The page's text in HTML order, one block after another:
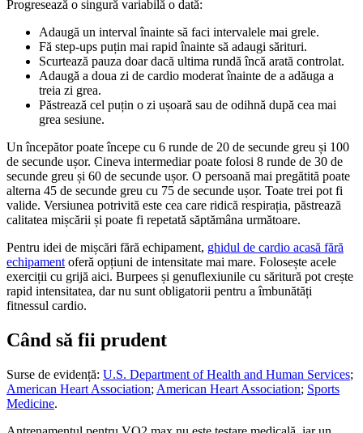
Progresează o singură variabilă o dată:
Adaugă un interval înainte să faci intervalele mai grele.
Fă step-ups puțin mai rapid înainte să adaugi sărituri.
Scurtează pauza doar dacă ultima rundă încă arată controlat.
Adaugă a doua zi de cardio moderat înainte de a adăuga a
treia zi grea.
Păstrează cel puțin o zi ușoară sau de odihnă după cea mai
grea sesiune.
Un începător poate începe cu 6 runde de 20 de secunde greu și 100
de secunde ușor. Cineva intermediar poate folosi 8 runde de 30 de
secunde greu și 60 de secunde ușor. O persoană mai pregătită poate
alterna 45 de secunde greu cu 75 de secunde ușor. Toate trei pot fi
valide. Versiunea potrivită este cea care ridică respirația, păstrează
calitatea mișcării și poate fi repetată săptămâna următoare.
Pentru idei de mișcări fără echipament, ghidul de cardio acasă fără
echipament oferă opțiuni de intensitate mai mare. Folosește acele
exerciții cu grijă aici. Burpees și genuflexiunile cu săritură pot crește
rapid intensitatea, dar nu sunt obligatorii pentru a îmbunătăți
fitnessul cardio.
Când să fii prudent
Surse de evidență: U.S. Department of Health and Human Services;
American Heart Association; American Heart Association; Sports
Medicine.